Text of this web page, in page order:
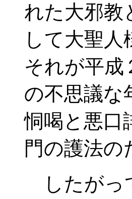
れた大邪教
して大聖
それが平成
の不思議な
恫喝と悪口
門の護法
したがっ